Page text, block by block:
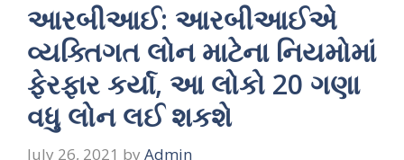
આરબીઆઈ: આરબીઆઈએ
વ્યક્તિગત લોન માટેના નિયમોમાં
ફેરફાર કર્યા, આ લોકો 20 ગણા
વધુ લોન લઈ શકશે
July 26, 2021 by Admin